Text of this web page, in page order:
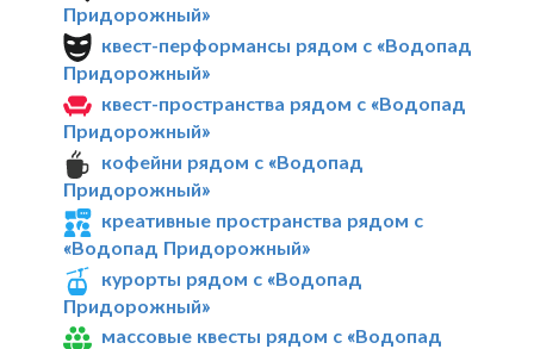
Придорожный»
квест-перформансы рядом с «Водопад
Придорожный»
квест-пространства рядом с «Водопад
Придорожный»
кофейни рядом с «Водопад
Придорожный»
креативные пространства рядом с
«Водопад Придорожный»
курорты рядом с «Водопад
Придорожный»
массовые квесты рядом с «Водопад